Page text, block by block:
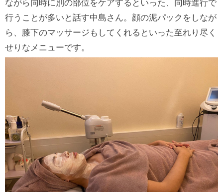
ながら同時に別の部位をケアするといった、同時進行で
行うことが多いと話す中島さん。顔の泥パックをしなが
ら、膝下のマッサージもしてくれるといった至れり尽く
せりなメニューです。